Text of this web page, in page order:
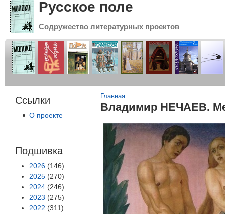
Русское поле
Содружество литературных проектов
Ссылки
О проекте
Подшивка
2026 (146)
2025 (270)
2024 (246)
2023 (275)
2022 (311)
Вы здесь
Главная
Владимир НЕЧАЕВ.